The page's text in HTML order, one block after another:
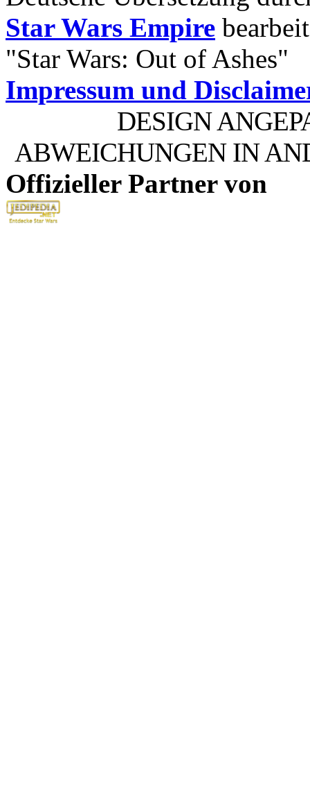
Star Wars Empire
"Star Wars: Out of Ashes"
Impressum und
DESIGN
ABWEICHUNGEN IN
Offizieller Partner von